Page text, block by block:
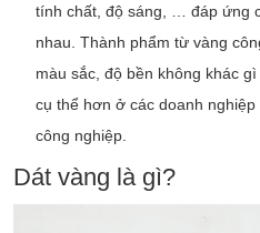
tính chất, độ sáng, … đáp ứng
nhau. Thành phẩm từ vàng
màu sắc, độ bền không khác
cụ thể hơn ở các doanh
công nghiệp.
Dát vàng là gì?